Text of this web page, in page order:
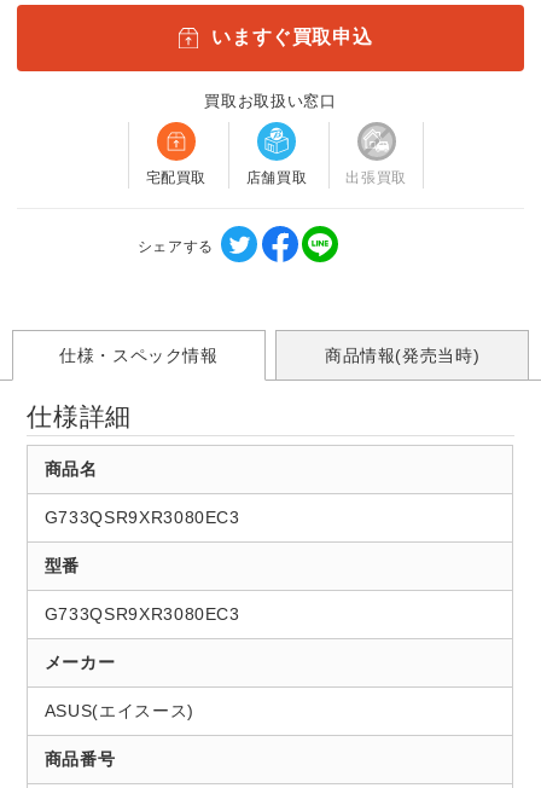
いますぐ買取申込
買取お取扱い窓口
宅配買取 店舗買取 出張買取
シェアする
仕様・スペック情報 商品情報(発売当時)
仕様詳細
商品名
G733QSR9XR3080EC3
型番
G733QSR9XR3080EC3
メーカー
ASUS(エイスース)
商品番号